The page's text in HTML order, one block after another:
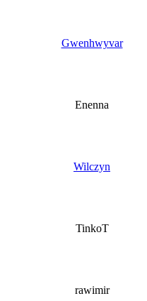
Gwenhwyvar
Enenna
Wilczyn
TinkoT
rawimir